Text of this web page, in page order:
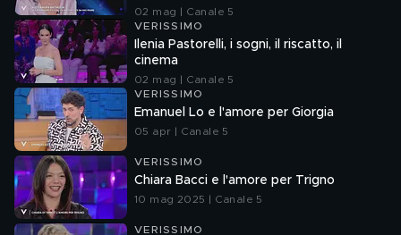
02 mag | Canale 5
VERISSIMO
Ilenia Pastorelli, i sogni, il riscatto, il
cinema
02 mag | Canale 5
VERISSIMO
Emanuel Lo e l'amore per Giorgia
05 apr | Canale 5
VERISSIMO
Chiara Bacci e l'amore per Trigno
10 mag 2025 | Canale 5
VERISSIMO